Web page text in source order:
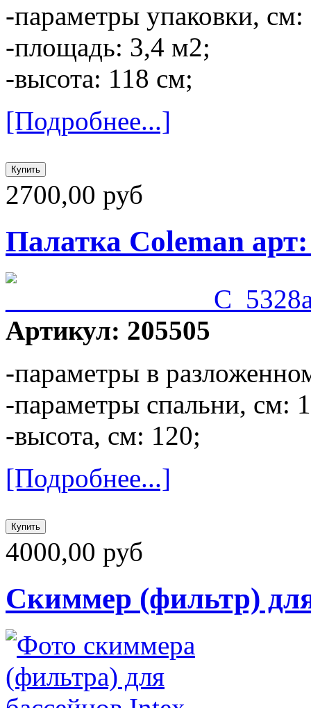
-параметры упаковки,
-площадь: 3,4 м2;
-высота: 118 см;
[Подробнее...]
2700,00 руб
Палатка Coleman
Артикул: 205505
-параметры в
-параметры спальни, см:
-высота, см: 120;
[Подробнее...]
4000,00 руб
Скиммер (фильтр)